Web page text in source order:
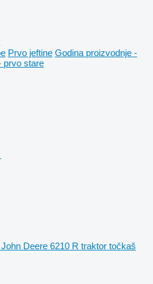
Prvo jeftine Godina proizvodnje -
prvo stare
John Deere 6210 R traktor točkaš